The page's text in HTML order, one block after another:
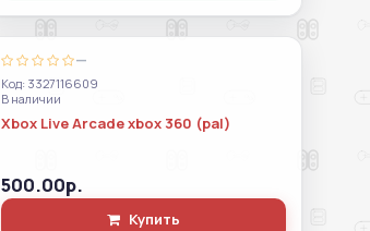
—
Код: 3327116609
В наличии
Xbox Live Arcade xbox 360 (pal)
500.00р.
Купить